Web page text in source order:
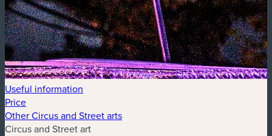
Useful information
Price
Other Circus and Street arts
Circus and Street art